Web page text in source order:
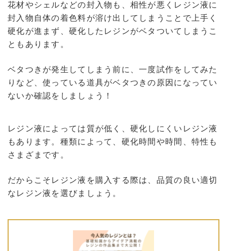
花材やシェルなどの封入物も、相性が悪くレジン液に
封入物自体の着色料が溶け出してしまうことで上手く
硬化が進まず、硬化したレジンがベタついてしまうこ
ともあります。
ベタつきが発生してしまう前に、一度試作をしてみた
りなど、使っている道具がベタつきの原因になってい
ないか確認をしましょう！
レジン液によっては質が低く、硬化しにくいレジン液
もあります。種類によって、硬化時間や時間、特性も
さまざまです。
だからこそレジン液を購入する際は、品質の良い適切
なレジン液を選びましょう。